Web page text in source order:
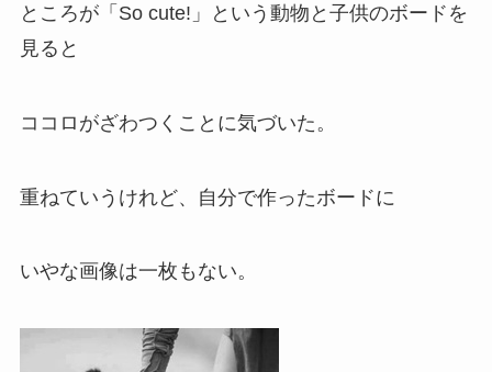
ところが「So cute!」という動物と子供のボードを
見ると
ココロがざわつくことに気づいた。
重ねていうけれど、自分で作ったボードに
いやな画像は一枚もない。